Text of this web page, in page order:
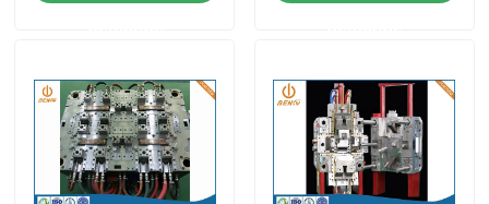
Contrôle de la qualité
Contact